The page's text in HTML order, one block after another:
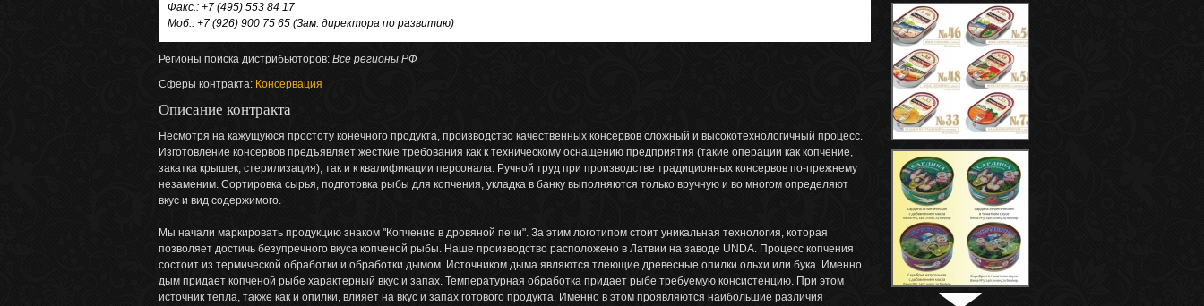
Факс.: +7 (495) 553 84 17
Моб.: +7 (926) 900 75 65 (Зам. директора по развитию)
Регионы поиска дистрибьюторов: Все регионы РФ
Сферы контракта: Консервация
Описание контракта
Несмотря на кажущуюся простоту конечного продукта, производство качественных консервов сложный и высокотехнологичный процесс.
Изготовление консервов предъявляет жесткие требования как к техническому оснащению предприятия (такие операции как копчение,
закатка крышек, стерилизация), так и к квалификации персонала. Ручной труд при производстве традиционных консервов по-прежнему
незаменим. Сортировка сырья, подготовка рыбы для копчения, укладка в банку выполняются только вручную и во многом определяют
вкус и вид содержимого.
Мы начали маркировать продукцию знаком "Копчение в дровяной печи". За этим логотипом стоит уникальная технология, которая
позволяет достичь безупречного вкуса копченой рыбы. Наше производство расположено в Латвии на заводе UNDA. Процесс копчения
состоит из термической обработки и обработки дымом. Источником дыма являются тлеющие древесные опилки ольхи или бука. Именно
дым придает копченой рыбе характерный вкус и запах. Температурная обработка придает рыбе требуемую консистенцию. При этом
источник тепла, также как и опилки, влияет на вкус и запах готового продукта. Именно в этом проявляются наибольшие различия